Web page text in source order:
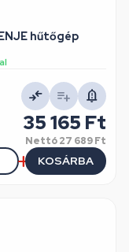
hűtőgép
35 165 Ft
Nettó27 689 Ft
KOSÁRBA